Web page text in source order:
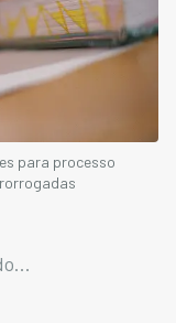
para processo